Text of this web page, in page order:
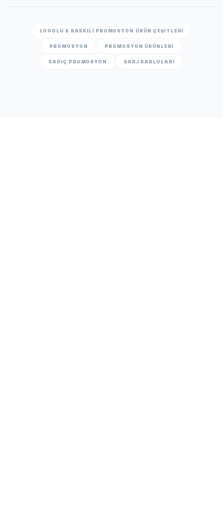
LOGOLU & BASKILI PROMOSYON ÜRÜN ÇEŞITLERI
PROMOSYON PROMOSYON ÜRÜNLERİ
SADIÇ PROMOSYON ŞARJ KABLOLARI